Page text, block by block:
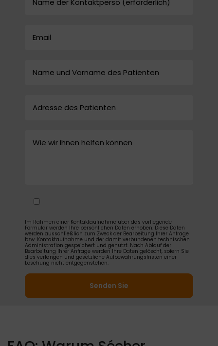
Im Rahmen einer Kontaktaufnahme über das vorliegende
Formular werden Ihre persönlichen Daten erhoben. Diese Daten
werden ausschließlich zum Zweck der Bearbeitung Ihrer Anfrage
bzw. Kontaktaufnahme und der damit verbundenen technischen
Administration gespeichert und genutzt. Nach Ablauf der
Bearbeitung Ihrer Anfrage werden Ihre Daten gelöscht, sofern Sie
dies verlangen und gesetzliche Aufbewahrungsfristen einer
Löschung nicht entgegenstehen.